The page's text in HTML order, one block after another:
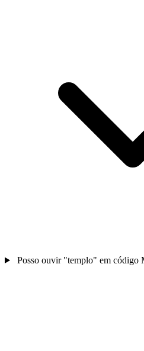
Posso ouvir "templo" em código